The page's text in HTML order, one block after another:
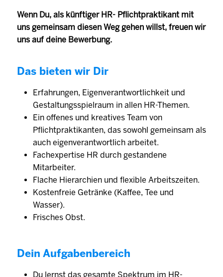
Wenn Du, als künftiger HR- Pflichtpraktikant mit
uns gemeinsam diesen Weg gehen willst, freuen wir
uns auf deine Bewerbung.
Das bieten wir Dir
Erfahrungen, Eigenverantwortlichkeit und
Gestaltungsspielraum in allen HR-Themen.
Ein offenes und kreatives Team von
Pflichtpraktikanten, das sowohl gemeinsam als
auch eigenverantwortlich arbeitet.
Fachexpertise HR durch gestandene
Mitarbeiter.
Flache Hierarchien und flexible Arbeitszeiten.
Kostenfreie Getränke (Kaffee, Tee und
Wasser).
Frisches Obst.
Dein Aufgabenbereich
Du lernst das gesamte Spektrum im HR-